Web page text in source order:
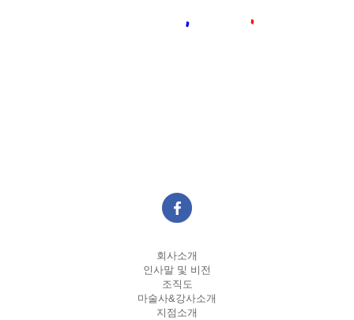
회사소개
인사말 및 비전
조직도
마술사&강사소개
지점소개